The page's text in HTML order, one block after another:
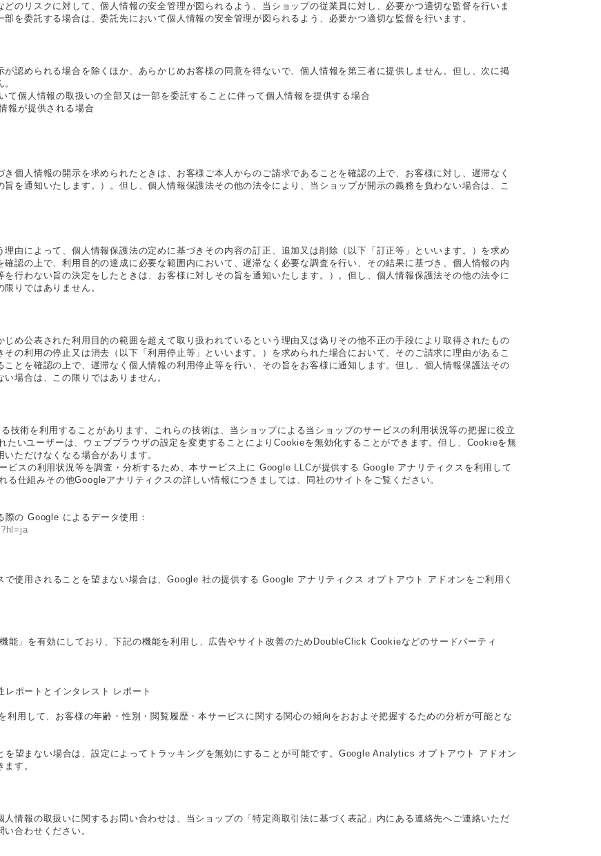
のリスクに対して、個人情報の安全管理が図られるよう、当ショップの従業員に対し、必要かつ適切な監督を行いま
を委託する場合は、委託先において個人情報の安全管理が図られるよう、必要かつ適切な監督を行います。
認められる場合を除くほか、あらかじめお客様の同意を得ないで、個人情報を第三者に提供しません。但し、次に掲
て個人情報の取扱いの全部又は一部を委託することに伴って個人情報を提供する場合
報が提供される場合
個人情報の開示を求められたときは、お客様ご本人からのご請求であることを確認の上で、お客様に対し、遅滞なく
を通知いたします。）。但し、個人情報保護法その他の法令により、当ショップが開示の義務を負わない場合は、こ
由によって、個人情報保護法の定めに基づきその内容の訂正、追加又は削除（以下「訂正等」といいます。）を求め
認の上で、利用目的の達成に必要な範囲内において、遅滞なく必要な調査を行い、その結果に基づき、個人情報の内
行わない旨の決定をしたときは、お客様に対しその旨を通知いたします。）。但し、個人情報保護法その他の法令に
りではありません。
め公表された利用目的の範囲を超えて取り扱われているという理由又は偽りその他不正の手段により取得されたもの
の利用の停止又は消去（以下「利用停止等」といいます。）を求められた場合において、そのご請求に理由があるこ
とを確認の上で、遅滞なく個人情報の利用停止等を行い、その旨をお客様に通知します。但し、個人情報保護法その
場合は、この限りではありません。
技術を利用することがあります。これらの技術は、当ショップによる当ショップのサービスの利用状況等の把握に役立
たいユーザーは、ウェブブラウザの設定を変更することによりCookieを無効化することができます。但し、Cookieを無
ただけなくなる場合があります。
ビスの利用状況等を調査・分析するため、本サービス上に Google LLCが提供する Google アナリティクスを利用して
仕組みその他Googleアナリティクスの詳しい情報につきましては、同社のサイトをご覧ください。
の Google によるデータ使用：
使用されることを望まない場合は、Google 社の提供する Google アナリティクス オプトアウト アドオンをご利用く
能」を有効にしており、下記の機能を利用し、広告やサイト改善のためDoubleClick Cookieなどのサードパーティ
ポートとインタレスト レポート
用して、お客様の年齢・性別・閲覧履歴・本サービスに関する関心の傾向をおおよそ把握するための分析が可能とな
望まない場合は、設定によってトラッキングを無効にすることが可能です。Google Analytics オプトアウト アドオン
す。
情報の取扱いに関するお問い合わせは、当ショップの「特定商取引法に基づく表記」内にある連絡先へご連絡いただ
合わせください。